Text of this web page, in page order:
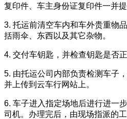
复印件、车主身份证复印件一并提
3. 托运前清空车内和车外贵重物
括雨伞、东西以及其它杂物。
4. 交付车钥匙，并检查钥匙是否正
5. 由托运公司内部负责检测车子
并上传到云车行网站上。
6. 车子进入指定场地后进行进一
司机。办理完后，由现场指派的